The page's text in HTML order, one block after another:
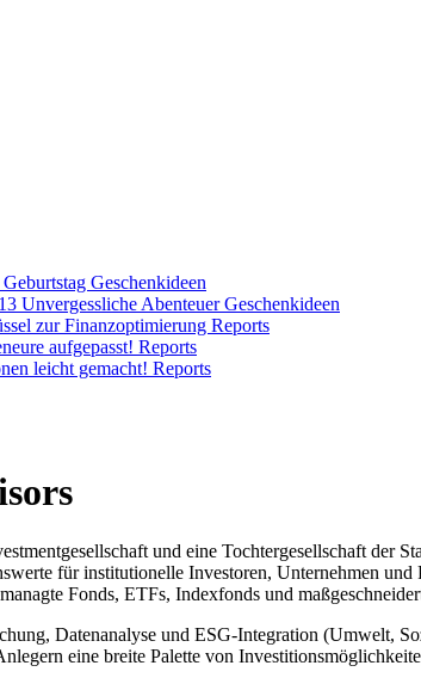
Geschenkideen
Unvergessliche AbenteuerGeschenkideen
zur Finanzoptimierung Reports
aufgepasst! Reports
leicht gemacht! Reports
und eine Tochtergesellschaft
für institutionelle Investoren, Unternehmen
Fonds, ETFs, Indexfonds und
Datenanalyse und ESG-Integration (Umwelt,
eine breite Palette von